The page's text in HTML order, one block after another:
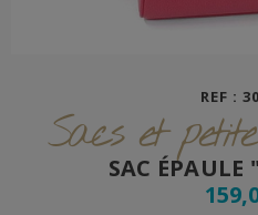
REF :
Sacs et
SAC